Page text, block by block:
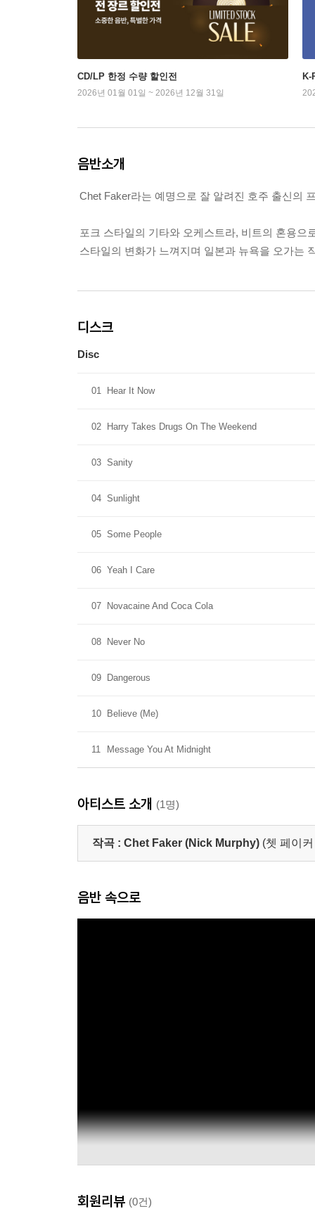
CD/LP 한정 수량 할인전
2026년 01월 01일 ~ 2026년 12월 31일
K-
음반소개
Chet Faker라는 예명으로 잘 알려진 호주 출신의
포크 스타일의 기타와 오케스트라, 비트의 혼용으
스타일의 변화가 느껴지며 일본과 뉴욕을 오가는
디스크
Disc
01 Hear It Now
02 Harry Takes Drugs On The Weekend
03 Sanity
04 Sunlight
05 Some People
06 Yeah I Care
07 Novacaine And Coca Cola
08 Never No
09 Dangerous
10 Believe (Me)
11 Message You At Midnight
아티스트 소개 (1명)
작곡 : Chet Faker (Nick Murphy) (쳇 페이
음반 속으로
회원리뷰 (0건)